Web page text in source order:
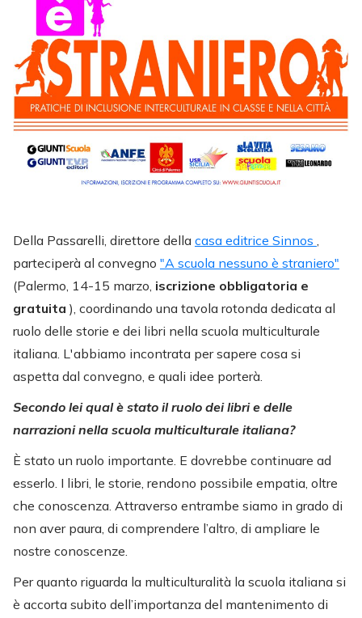
Della Passarelli, direttore della casa editrice Sinnos ,
parteciperà al convegno "A scuola nessuno è straniero"
(Palermo, 14-15 marzo, iscrizione obbligatoria e
gratuita ), coordinando una tavola rotonda dedicata al
ruolo delle storie e dei libri nella scuola multiculturale
italiana. L'abbiamo incontrata per sapere cosa si
aspetta dal convegno, e quali idee porterà.
Secondo lei qual è stato il ruolo dei libri e delle
narrazioni nella scuola multiculturale italiana?
È stato un ruolo importante. E dovrebbe continuare ad
esserlo. I libri, le storie, rendono possibile empatia, oltre
che conoscenza. Attraverso entrambe siamo in grado di
non aver paura, di comprendere l’altro, di ampliare le
nostre conoscenze.
Per quanto riguarda la multiculturalità la scuola italiana si
è accorta subito dell’importanza del mantenimento di